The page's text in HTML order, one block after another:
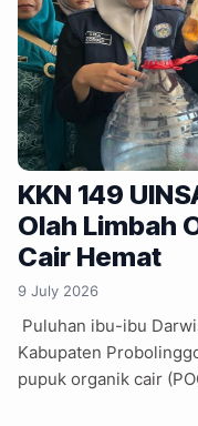
KKN 149
Olah Limbah
Cair Hemat
9 July 2026
Puluhan ibu-ibu
Kabupaten
pupuk organik cair